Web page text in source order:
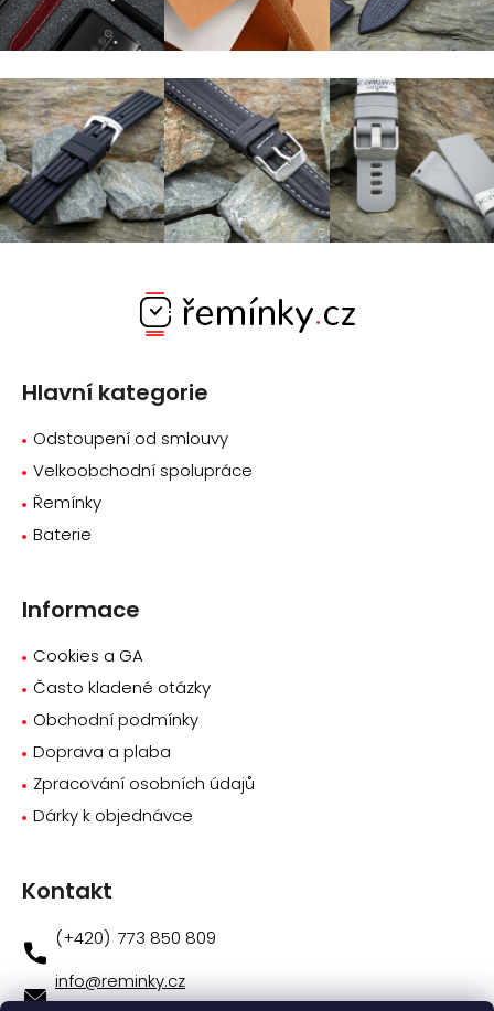
Hlavní kategorie
Odstoupení od smlouvy
Velkoobchodní spolupráce
Řemínky
Baterie
Informace
Cookies a GA
Často kladené otázky
Obchodní podmínky
Doprava a plaba
Zpracování osobních údajů
Dárky k objednávce
Kontakt
info@reminky.cz
773 850 809